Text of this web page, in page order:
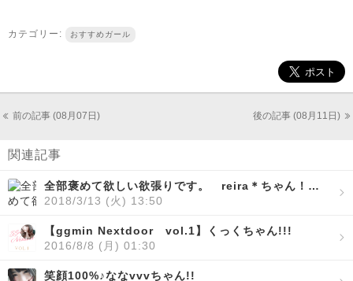
カテゴリー: おすすめガール
前の記事 (08月07日) 後の記事 (08月11日)
関連記事
全部褒めて欲しい欲張りです。 reira＊ちゃん！！！【ggmin Nextdoor vol.5】
2018/3/13 (火) 13:50
【ggmin Nextdoor vol.1】くっくちゃん!!!
2016/8/8 (月) 01:30
笑顔100%♪ななvvvちゃん!!